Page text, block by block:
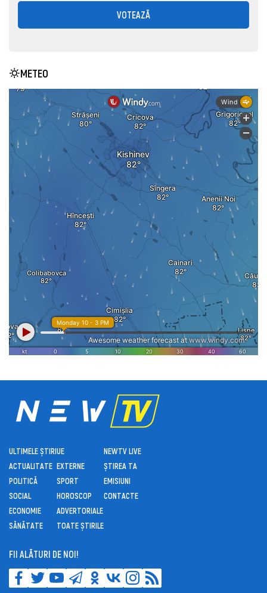
VOTEAZĂ
METEO
ULTIMELE ȘTIRI
ACTUALITATE
POLITICĂ
SOCIAL
ECONOMIE
SĂNĂTATE
UE
EXTERNE
SPORT
HOROSCOP
ADVERTORIALE
TOATE ȘTIRILE
NEWTV LIVE
ȘTIREA TA
EMISIUNI
CONTACTE
FII ALĂTURI DE NOI!